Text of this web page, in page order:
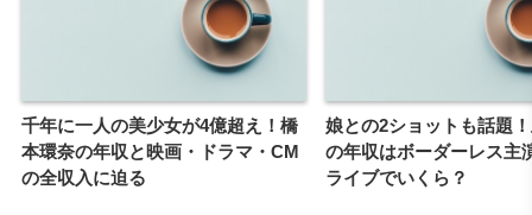
千年に一人の美少女が4億超え！橋
本環奈の年収と映画・ドラマ・CM
の全収入に迫る
娘との2ショットも話題
の年収はボーダーレス主
ライブでいくら？